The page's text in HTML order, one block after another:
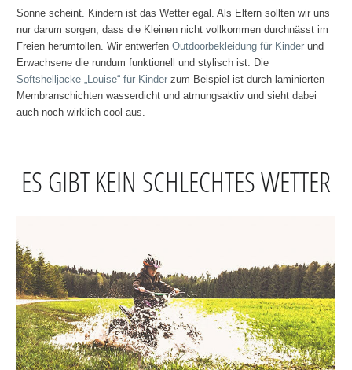
Sonne scheint. Kindern ist das Wetter egal. Als Eltern sollten wir uns
nur darum sorgen, dass die Kleinen nicht vollkommen durchnässt im
Freien herumtollen. Wir entwerfen Outdoorbekleidung für Kinderund
Erwachsene die rundum funktionell und stylisch ist. Die
Softshelljacke „Louise“ für Kinder zum Beispiel ist durch laminierten
Membranschichten wasserdicht und atmungsaktiv und sieht dabei
auch noch wirklich cool aus.
ES GIBT KEIN SCHLECHTES WETTER